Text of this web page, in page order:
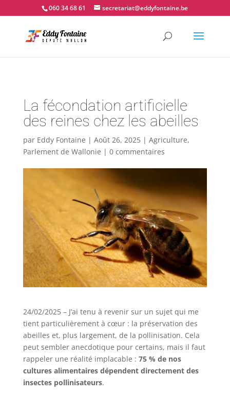
📍 Couvin - 060.34.68.61
060 34 68 61 secretariat@eddyfontaine.be
La fécondation artificielle
des reines chez les abeilles
par Eddy Fontaine | Août 26, 2025| Agriculture,
Parlement de Wallonie | 0 commentaires
24/02/2025 – J’ai tenu à revenir sur un sujet qui me
tient particulièrement à cœur : la préservation des
abeilles et, plus largement, de la pollinisation. Cela
peut sembler anecdotique pour certains, mais il faut
rappeler une réalité implacable : 75 % de nos
cultures alimentaires dépendent directement des
insectes pollinisateurs.